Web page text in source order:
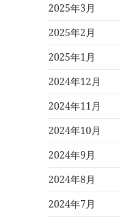
2025年3月
2025年2月
2025年1月
2024年12月
2024年11月
2024年10月
2024年9月
2024年8月
2024年7月